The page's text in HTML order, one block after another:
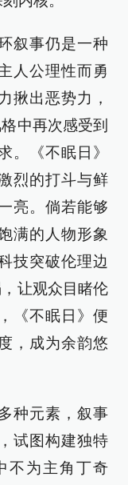
叙事仍是一种
人公理性而勇
揪出恶势力，
中再次感受到
。《不眠日》
烈的打斗与鲜
亮。倘若能够
满的人物形象
技突破伦理边
让观众目睹伦
《不眠日》便
，成为余韵悠
种元素，叙事
试图构建独特
不为主角丁奇